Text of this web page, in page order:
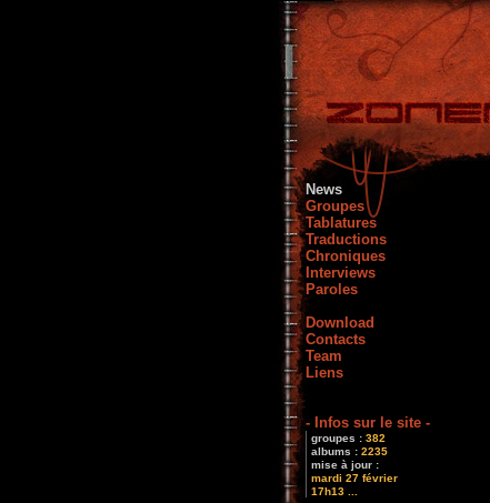
News
Groupes
Tablatures
Traductions
Chroniques
Interviews
Paroles
Download
Contacts
Team
Liens
- Infos sur le site -
groupes : 382
albums : 2235
mise à jour :
mardi 27 février
17h13 ...